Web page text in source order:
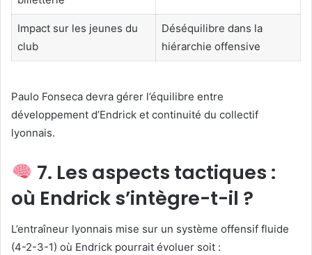
Impact sur les jeunes du
club
Déséquilibre dans la
hiérarchie offensive
Paulo Fonseca devra gérer l’équilibre entre
développement d’Endrick et continuité du collectif
lyonnais.
7. Les aspects tactiques :
où Endrick s’intègre-t-il ?
L’entraîneur lyonnais mise sur un système offensif fluide
(4-2-3-1) où Endrick pourrait évoluer soit :